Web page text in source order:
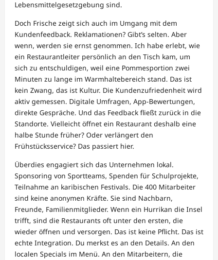
Lebensmittelgesetzgebung sind.
Doch Frische zeigt sich auch im Umgang mit dem
Kundenfeedback. Reklamationen? Gibt’s selten. Aber
wenn, werden sie ernst genommen. Ich habe erlebt, wie
ein Restaurantleiter persönlich an den Tisch kam, um
sich zu entschuldigen, weil eine Pommesportion zwei
Minuten zu lange im Warmhaltebereich stand. Das ist
kein Zwang, das ist Kultur. Die Kundenzufriedenheit wird
aktiv gemessen. Digitale Umfragen, App-Bewertungen,
direkte Gespräche. Und das Feedback fließt zurück in die
Standorte. Vielleicht öffnet ein Restaurant deshalb eine
halbe Stunde früher? Oder verlängert den
Frühstücksservice? Das passiert hier.
Überdies engagiert sich das Unternehmen lokal.
Sponsoring von Sportteams, Spenden für Schulprojekte,
Teilnahme an karibischen Festivals. Die 400 Mitarbeiter
sind keine anonymen Kräfte. Sie sind Nachbarn,
Freunde, Familienmitglieder. Wenn ein Hurrikan die Insel
trifft, sind die Restaurants oft unter den ersten, die
wieder öffnen und versorgen. Das ist keine Pflicht. Das ist
echte Integration. Du merkst es an den Details. An den
localen Specials im Menü. An den Mitarbeitern, die